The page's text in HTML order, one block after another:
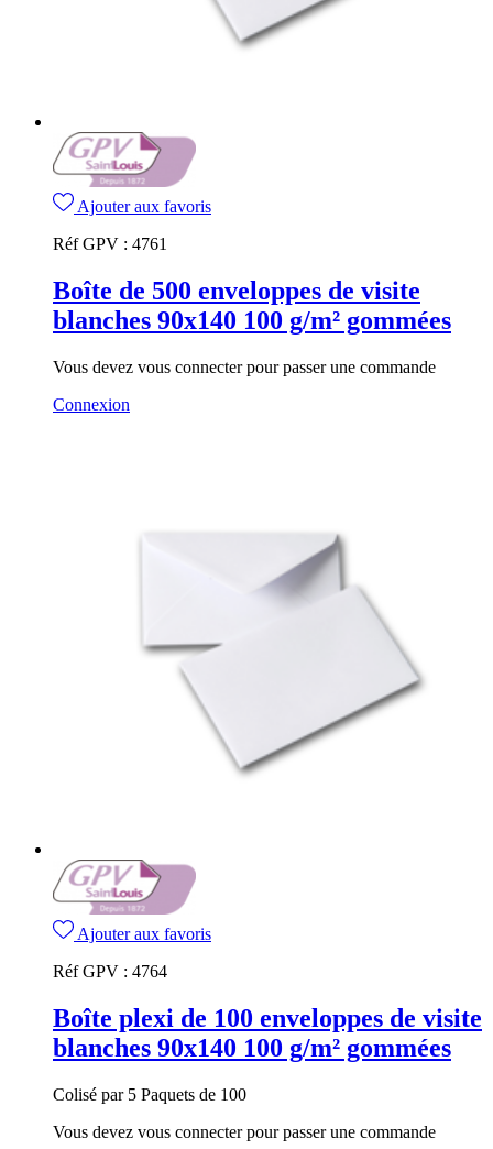
Ajouter aux favoris
Réf GPV : 4761
Boîte de 500 enveloppes de visite
blanches 90x140 100 g/m² gommées
Vous devez vous connecter pour passer une commande
Connexion
Ajouter aux favoris
Réf GPV : 4764
Boîte plexi de 100 enveloppes de visite
blanches 90x140 100 g/m² gommées
Colisé par 5 Paquets de 100
Vous devez vous connecter pour passer une commande